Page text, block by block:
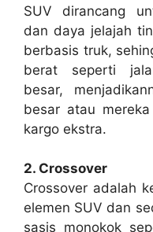
SUV dirancang
dan daya jelajah
berbasis truk,
berat seperti
besar,
besar atau
kargo ekstra.
2. Crossover
Crossover adalah
elemen SUV dan
sasis monokok